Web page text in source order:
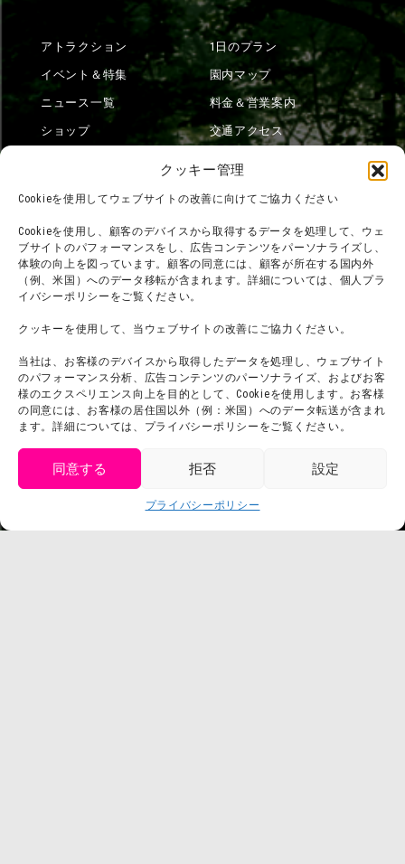
クッキー管理
Cookieを使用してウェブサイトの改善に向けてご協力ください
Cookieを使用し、顧客のデバイスから取得するデータを処理して、ウェ
ブサイトのパフォーマンスをし、広告コンテンツをパーソナライズし、
体験の向上を図っています。顧客の同意には、顧客が所在する国内外
（例、米国）へのデータ移転が含まれます。詳細については、個人プラ
イバシーポリシーをご覧ください。
クッキーを使用して、当ウェブサイトの改善にご協力ください。
当社は、お客様のデバイスから取得したデータを処理し、ウェブサイト
のパフォーマンス分析、広告コンテンツのパーソナライズ、およびお客
様のエクスペリエンス向上を目的として、Cookieを使用します。お客様
の同意には、お客様の居住国以外（例：米国）へのデータ転送が含まれ
ます。詳細については、プライバシーポリシーをご覧ください。
同意する 拒否 設定
プライバシーポリシー
アトラクション
イベント＆特集
ニュース一覧
ショップ
1日のプラン
園内マップ
料金＆営業案内
交通アクセス
団体利用について
お問い合わせ
利用規約
プライバシーポリシー
プレスリリース
メディア掲載実績
会社概要
スタッフ募集